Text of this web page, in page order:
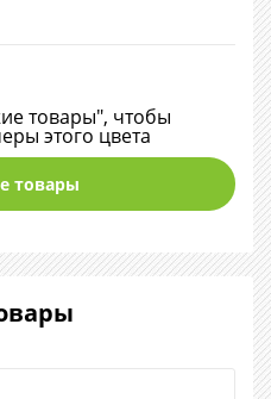
товары", чтобы
этого цвета
товары